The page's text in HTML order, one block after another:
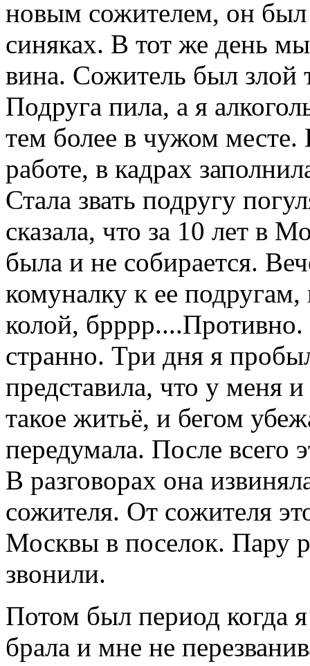
новым сожителем, он
синяках. В тот же день
вина. Сожитель был злой
Подруга пила, а я
тем более в чужом
работе, в кадрах
Стала звать подругу
сказала, что за 10 лет в
была и не собирается.
комуналку к ее подругам,
колой,
странно. Три дня я
представила, что у меня
такое житьё, и бегом
передумала. После всего
В разговорах она
сожителя. От сожителя
Москвы в поселок. Пару
звонили.
Потом был период когда
брала и мне не